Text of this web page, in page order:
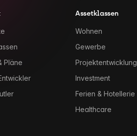
Pläne
Assetklassen
Wohnen
Gewerbe
Projektentwicklung
Investment
Ferien & Hotellerie
Healthcare